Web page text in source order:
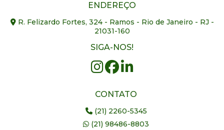
ENDEREÇO
R. Felizardo Fortes, 324 - Ramos - Rio de Janeiro - RJ -
21031-160
SIGA-NOS!
CONTATO
(21) 2260-5345
(21) 98486-8803